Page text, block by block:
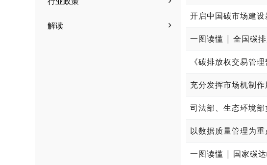
解读
开启中国碳市场建
一图读懂 | 全国碳
《碳排放权交易管
司法部、生态环境
以数据质量管理为
一图读懂 | 国家碳